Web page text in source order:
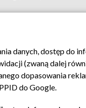
Kontakt
danych, dostęp do
(zwaną dalej
dopasowania
do Google.